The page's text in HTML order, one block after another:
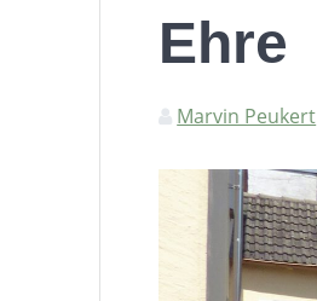
Ehre
Marvin Peukert